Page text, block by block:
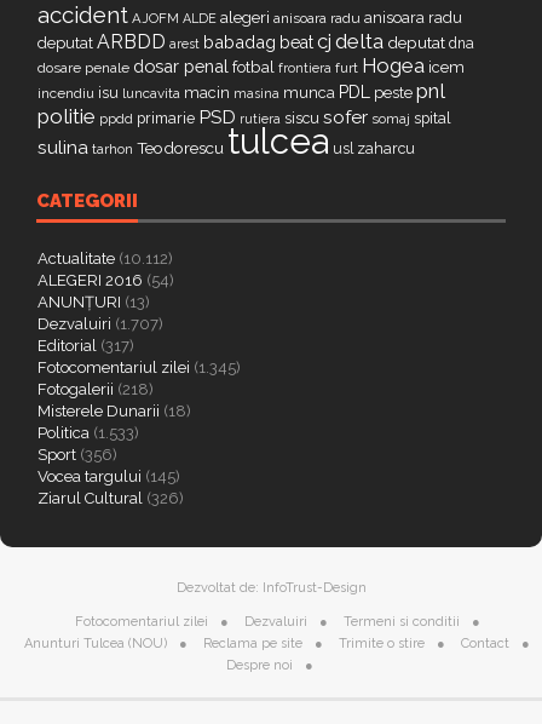
accident AJOFM ALDE alegeri anisoara radu anisoara radu
deputat ARBDD arest babadag beatcj delta deputat dna
dosare penale dosar penal fotbal frontiera furt Hogea icem
incendiu isu luncavita macin masina munca PDL peste pnl
politie ppdd primarie PSD rutiera siscu sofer somaj spital
sulina tarhon Teodorescu tulcea usl zaharcu
CATEGORII
Actualitate (10.112)
ALEGERI 2016 (54)
ANUNȚURI (13)
Dezvaluiri (1.707)
Editorial (317)
Fotocomentariul zilei (1.345)
Fotogalerii (218)
Misterele Dunarii (18)
Politica (1.533)
Sport (356)
Vocea targului (145)
Ziarul Cultural (326)
Dezvoltat de: InfoTrust-Design
Fotocomentariul zilei Dezvaluiri
Termeni si conditii
Anunturi Tulcea (NOU)
Reclama pe site Trimite o stire
Contact
Despre noi